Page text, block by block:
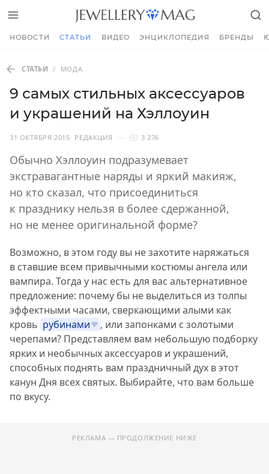
НОВОСТИ СТАТЬИ ВИДЕО ЭНЦИКЛОПЕДИЯ БРЕНДЫ
СТАТЬИ / МОДА
9 самых стильных аксессуаров
и украшений на Хэллоуин
31 ОКТЯБРЯ 2015 РЕДАКЦИЯ 3 276
Обычно Хэллоуин подразумевает
экстравагантные наряды и яркий макияж,
но кто сказал, что присоединиться
к празднику нельзя в более сдержанной,
но не менее оригинальной форме?
Возможно, в этом году вы не захотите наряжаться
в ставшие всем привычными костюмы ангела или
вампира. Тогда у нас есть для вас альтернативное
предложение: почему бы не выделиться из толпы
эффектными часами, сверкающими алыми как
кровь рубинами
, или запонками с золотыми
черепами? Представляем вам небольшую подборку
ярких и необычных аксессуаров и украшений,
способных поднять вам праздничный дух в этот
канун Дня всех святых. Выбирайте, что вам больше
по вкусу.
РЕКЛАМА — ПРОДОЛЖЕНИЕ НИЖЕ